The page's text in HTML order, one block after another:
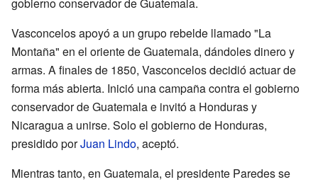
Vasconcelos apoyó a un grupo rebelde llamado "La
Montaña" en el oriente de Guatemala, dándoles dinero y
armas. A finales de 1850, Vasconcelos decidió actuar de
forma más abierta. Inició una campaña contra el gobierno
conservador de Guatemala e invitó a Honduras y
Nicaragua a unirse. Solo el gobierno de Honduras,
presidido porJuan Lindo, aceptó.
Mientras tanto, en Guatemala, el presidente Paredes se